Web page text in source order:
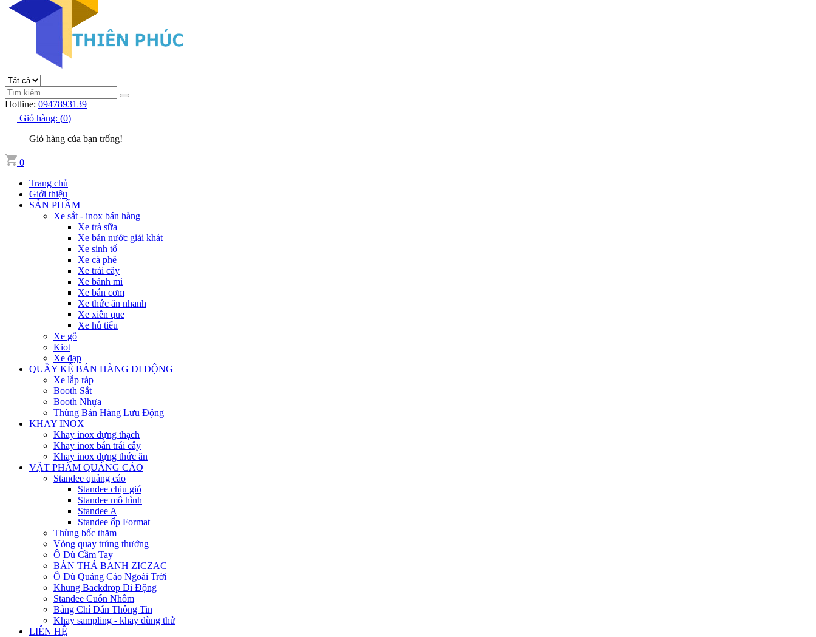
Hotline: 0947893139
Giỏ hàng: (0)
Giỏ hàng của bạn trống!
0
Trang chủ
Giới thiệu
SẢN PHẨM
Xe sắt - inox bán hàng
Xe trà sữa
Xe bán nước giải khát
Xe sinh tố
Xe cà phê
Xe trái cây
Xe bánh mì
Xe bán cơm
Xe thức ăn nhanh
Xe xiên que
Xe hủ tiếu
Xe gỗ
Kiot
Xe đạp
QUẦY KỆ BÁN HÀNG DI ĐỘNG
Xe lắp ráp
Booth Sắt
Booth Nhựa
Thùng Bán Hàng Lưu Động
KHAY INOX
Khay inox đựng thạch
Khay inox bán trái cây
Khay inox đựng thức ăn
VẬT PHẨM QUẢNG CÁO
Standee quảng cáo
Standee chịu gió
Standee mô hình
Standee A
Standee ốp Format
Thùng bốc thăm
Vòng quay trúng thưởng
Ô Dù Cầm Tay
BÀN THẢ BANH ZICZAC
Ô Dù Quảng Cáo Ngoài Trời
Khung Backdrop Di Động
Standee Cuốn Nhôm
Bảng Chỉ Dẫn Thông Tin
Khay sampling - khay dùng thử
LIÊN HỆ